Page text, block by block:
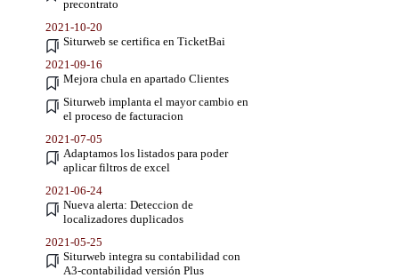
precontrato
2021-10-20
Siturweb se certifica en TicketBai
2021-09-16
Mejora chula en apartado Clientes
Siturweb implanta el mayor cambio en
el proceso de facturacion
2021-07-05
Adaptamos los listados para poder
aplicar filtros de excel
2021-06-24
Nueva alerta: Deteccion de
localizadores duplicados
2021-05-25
Siturweb integra su contabilidad con
A3-contabilidad versión Plus